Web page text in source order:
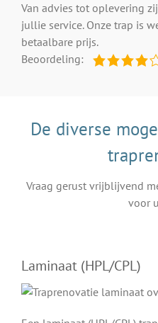
Van advies tot oplevering
jullie service. Onze trap is
betaalbare prijs.
Beoordeling:
De diverse
Vraag gerust vrijblijvend
voor
Laminaat (HPL/CPL)